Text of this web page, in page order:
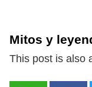
Mitos y
This post is also